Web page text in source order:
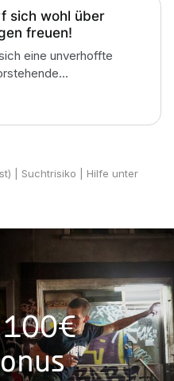
sich wohl über
freuen!
eine unverhoffte
| Suchtrisiko | Hilfe unter
100€